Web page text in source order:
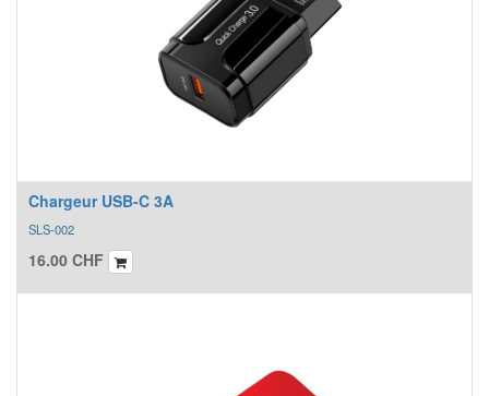
Chargeur USB-C 3A
SLS-002
16.00 CHF